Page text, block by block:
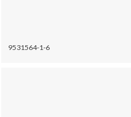
9531564-1-6